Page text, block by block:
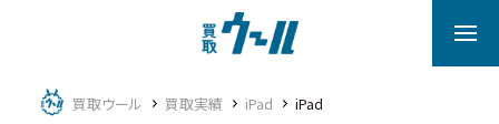
買取ウール 買取実績 iPad iPad